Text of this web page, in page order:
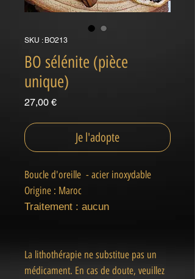
SKU : BO213
BO sélénite (pièce
unique)
27,00 €Prix
Je l'adopte
Boucle d'oreille - acier inoxydable
Origine : Maroc
Traitement : aucun
La lithothérapie ne substitue pas un
médicament. En cas de doute, veuillez